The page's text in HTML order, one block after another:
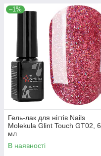
–1%
Гель-лак для нігтів Nails
Molekula Glint Touch GT02, 6
мл
В наявності